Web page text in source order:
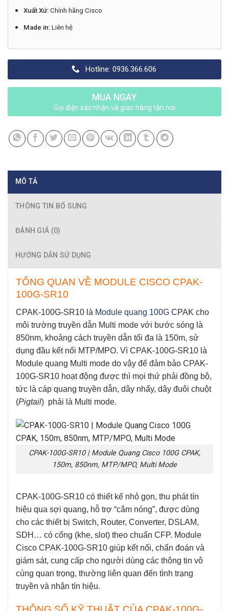
Xuất Xứ:Chính hãng Cisco
Made in:Liên hệ
Hotline: 0936.366.606
MUA NGAY
Gọi điện xác nhận và giao hàng tận nơi
MÔ TẢ
THÔNG TIN BỔ SUNG
ĐÁNH GIÁ (0)
HƯỚNG DẪN SỬ DỤNG
TỔNG QUAN VỀ MODULE CISCO CPAK-
100G-SR10
CPAK-100G-SR10 à Module quang 100G CPAK cho
môi trường truyền dẫn Multi mode với bước sóng là
850nm, khoảng cách truyền dẫn tối đa là 150m, sử
dụng đầu kết nối MTP/MPO. Vì CPAK-100G-SR10 là
Module quang Multi mode do vậy để đảm bảo CPAK-
100G-SR10 hoạt động được thì mọi thứ phải đồng bộ,
tức là cáp quang truyền dẫn, dây nhẩy, dây đuôi chuột
(Pigtail) phải là Multi mode.
CPAK-100G-SR10 | Module Quang Cisco 100G CPAK,
150m, 850nm, MTP/MPO, Multi Mode
CPAK-100G-SR10 có thiết kế nhỏ gọn, thu phát tín
hiệu qua sợi quang, hỗ trợ “cắm nóng”, được dùng
cho các thiết bị Switch, Router, Converter, DSLAM,
SDH… có cổng (khe, slot) theo chuẩn CFP. Module
Cisco CPAK-100G-SR10 giúp kết nối, chẩn đoán và
giám sát, cung cấp cho người dùng các thông tin vô
cùng quan trọng, thường liên quan đến tình trạng
truyền và nhận tín hiệu.